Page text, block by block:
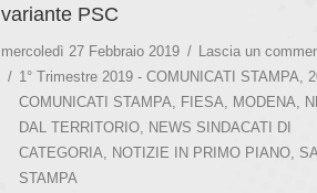
variante PSC
mercoledì 27 Febbraio 2019
Lascia un
1° Trimestre 2019 - COMUNICATI STAMPA
COMUNICATI STAMPA
FIESA MODENA
DAL TERRITORIO
NEWS SINDACATI DI
CATEGORIA
NOTIZIE IN PRIMO PIANO
STAMPA